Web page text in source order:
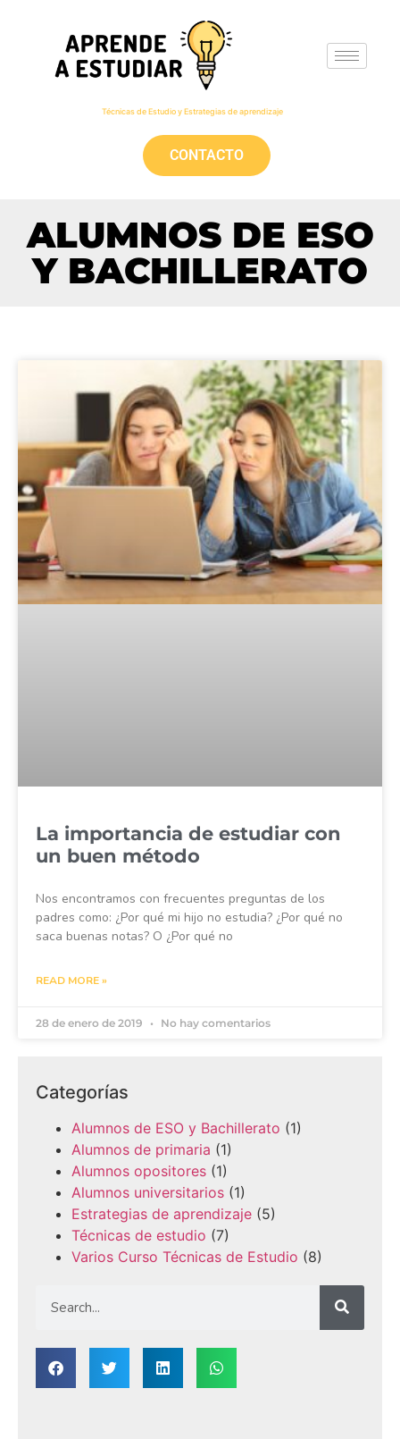
Técnicas de Estudio y Estrategias de aprendizaje
CONTACTO
ALUMNOS DE ESO
Y BACHILLERATO
La importancia de estudiar con
un buen método
Nos encontramos con frecuentes preguntas de los
padres como: ¿Por qué mi hijo no estudia? ¿Por qué no
saca buenas notas? O ¿Por qué no
READ MORE »
28 de enero de 2019 No hay comentarios
Categorías
Alumnos de ESO y Bachillerato (1)
Alumnos de primaria (1)
Alumnos opositores (1)
Alumnos universitarios (1)
Estrategias de aprendizaje (5)
Técnicas de estudio (7)
Varios Curso Técnicas de Estudio (8)